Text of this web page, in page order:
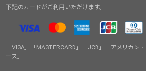
下記のカードがご利用いただけます。
「VISA」「MASTERCARD」「JCB」「アメリカン
ース」